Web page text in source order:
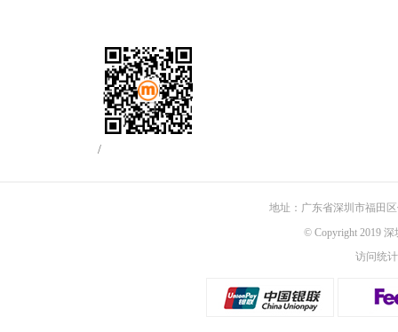
/
地址：广东省深圳市福田
© Copyright 2019
访问统